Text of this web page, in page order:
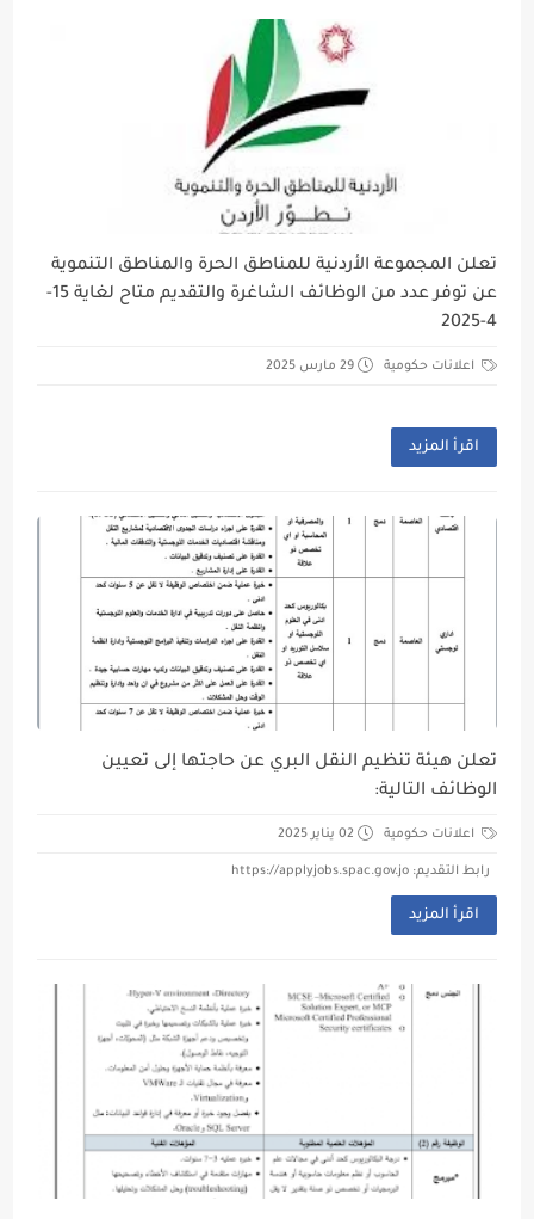
تعلن المجموعة الأردنية للمناطق الحرة والمناطق التنموية
عن توفر عدد من الوظائف الشاغرة والتقديم متاح لغاية 15-
4-2025
اعلانات حكومية 29 مارس 2025
اقرأ المزيد
تعلن هيئة تنظيم النقل البري عن حاجتها إلى تعيين
الوظائف التالية:
اعلانات حكومية 02 يناير 2025
رابط التقديم: https://applyjobs.spac.gov.jo
اقرأ المزيد